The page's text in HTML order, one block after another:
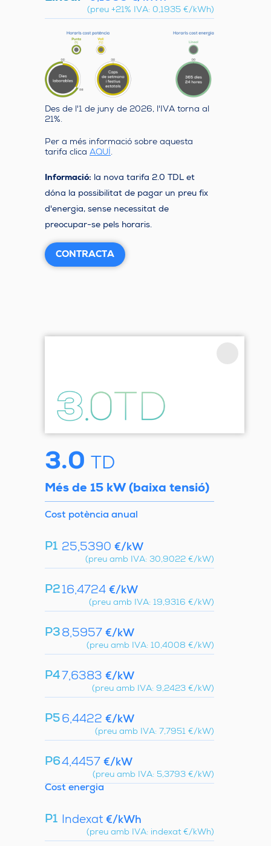
(preu +21% IVA: 0,1935 €/kWh)
Des de l'1 de juny de 2026, l'IVA torna al
21%.
Per a més informació sobre aquesta
tarifa clica AQUÍ.
Informació: la nova tarifa 2.0 TDL et
dóna la possibilitat de pagar un preu fix
d'energia, sense necessitat de
preocupar-se pels horaris.
CONTRACTA
3.0 TD
Més de 15 kW (baixa tensió)
Cost potència anual
P1 25,5390 €/kW
(preu amb IVA: 30,9022 €/kW)
P2 16,4724 €/kW
(preu amb IVA: 19,9316 €/kW)
P3 8,5957 €/kW
(preu amb IVA: 10,4008 €/kW)
P4 7,6383 €/kW
(preu amb IVA: 9,2423 €/kW)
P5 6,4422 €/kW
(preu amb IVA: 7,7951 €/kW)
P64,4457 €/kW
(preu amb IVA: 5,3793 €/kW)
Cost energia
P1 Indexat €/kWh
(preu amb IVA: indexat €/kWh)